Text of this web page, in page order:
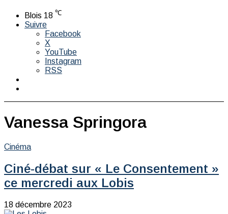
Blois 18 ℃
Suivre
Facebook
X
YouTube
Instagram
RSS
Vanessa Springora
Cinéma
Ciné-débat sur « Le Consentement »
ce mercredi aux Lobis
18 décembre 2023